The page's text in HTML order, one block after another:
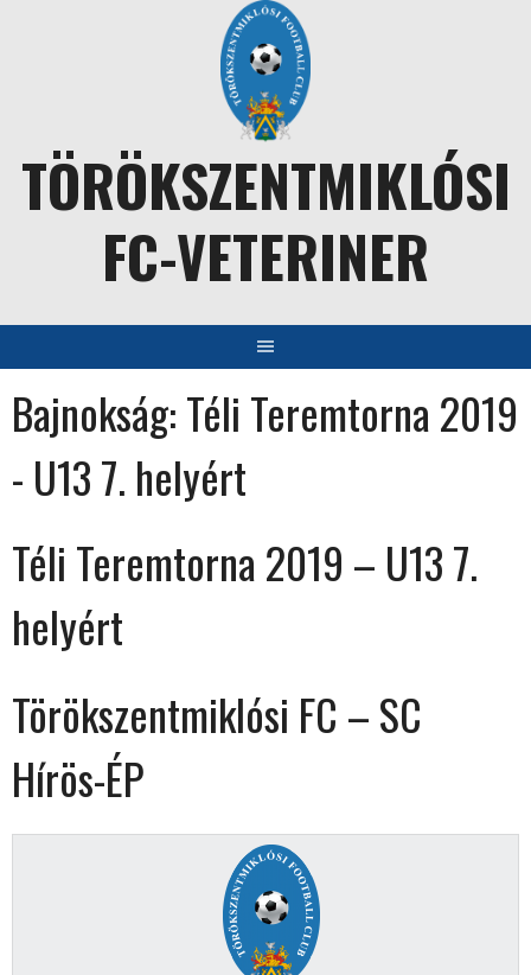
TÖRÖKSZENTMIKLÓSI
FC-VETERINER
Bajnokság:Téli Teremtorna 2019
- U13 7. helyért
Téli Teremtorna 2019 – U13 7.
helyért
Törökszentmiklósi FC – SC
Hírös-ÉP